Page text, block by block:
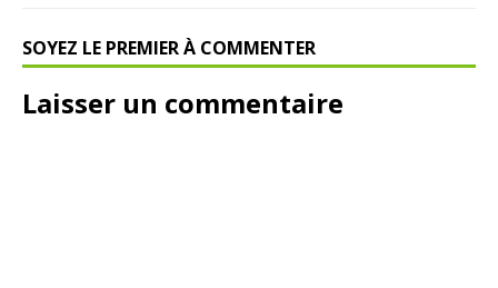
SOYEZ LE PREMIER À COMMENTER
Laisser un commentaire